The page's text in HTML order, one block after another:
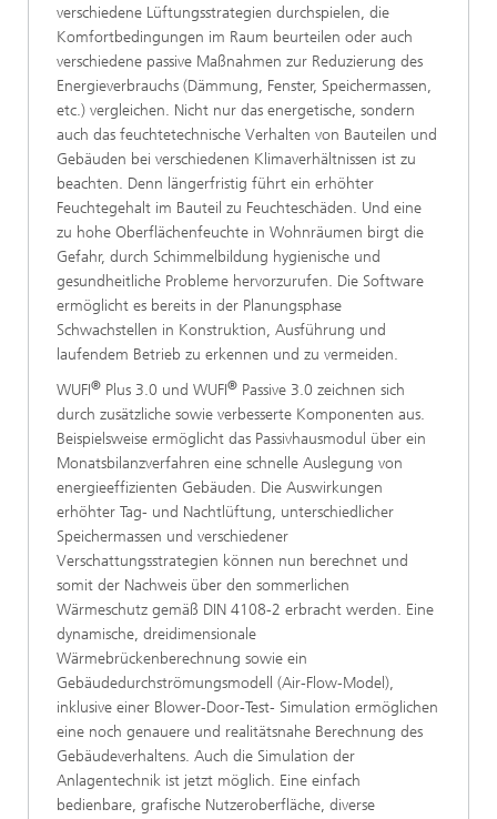
verschiedene Lüftungsstrategien durchspielen, die
Komfortbedingungen im Raum beurteilen oder auch
verschiedene passive Maßnahmen zur Reduzierung des
Energieverbrauchs (Dämmung, Fenster, Speichermassen,
etc.) vergleichen. Nicht nur das energetische, sondern
auch das feuchtetechnische Verhalten von Bauteilen und
Gebäuden bei verschiedenen Klimaverhältnissen ist zu
beachten. Denn längerfristig führt ein erhöhter
Feuchtegehalt im Bauteil zu Feuchteschäden. Und eine
zu hohe Oberflächenfeuchte in Wohnräumen birgt die
Gefahr, durch Schimmelbildung hygienische und
gesundheitliche Probleme hervorzurufen. Die Software
ermöglicht es bereits in der Planungsphase
Schwachstellen in Konstruktion, Ausführung und
laufendem Betrieb zu erkennen und zu vermeiden.
WUFI® Plus 3.0 und WUFI® Passive 3.0 zeichnen sich
durch zusätzliche sowie verbesserte Komponenten aus.
Beispielsweise ermöglicht das Passivhausmodul über ein
Monatsbilanzverfahren eine schnelle Auslegung von
energieeffizienten Gebäuden. Die Auswirkungen
erhöhter Tag- und Nachtlüftung, unterschiedlicher
Speichermassen und verschiedener
Verschattungsstrategien können nun berechnet und
somit der Nachweis über den sommerlichen
Wärmeschutz gemäß DIN 4108-2 erbracht werden. Eine
dynamische, dreidimensionale
Wärmebrückenberechnung sowie ein
Gebäudedurchströmungsmodell (Air-Flow-Model),
inklusive einer Blower-Door-Test- Simulation ermöglichen
eine noch genauere und realitätsnahe Berechnung des
Gebäudeverhaltens. Auch die Simulation der
Anlagentechnik ist jetzt möglich. Eine einfach
bedienbare, grafische Nutzeroberfläche, diverse